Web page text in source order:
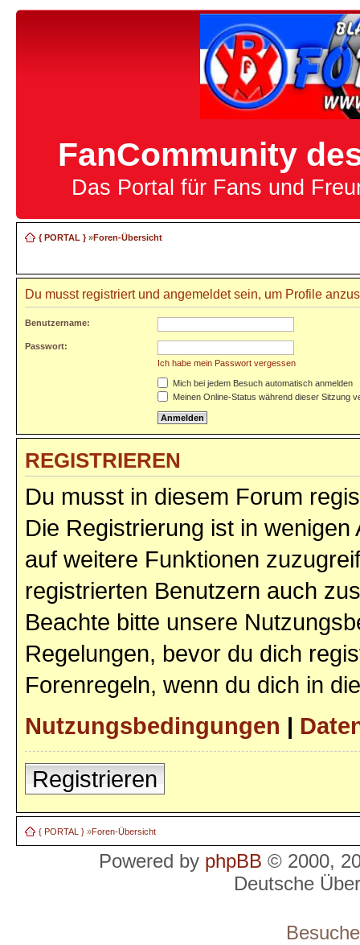
FanCommunity
Das Portal für Fans und
{ PORTAL }»Foren-Übersicht
Du musst registriert und angemeldet sein, um Profile
Benutzername:
Passwort:
Ich habe mein Passwort vergessen
Mich bei jedem Besuch automatisch anmelden
Meinen Online-Status während dieser Sitzung
REGISTRIEREN
Du musst in diesem Forum
Die Registrierung ist in
auf weitere Funktionen
registrierten Benutzern auch
Beachte bitte unsere
Regelungen, bevor du dich
Forenregeln, wenn du dich in
Nutzungsbedingungen |
Registrieren
{ PORTAL } »Foren-Übersicht
Powered by phpBB © 2000,
Deutsche